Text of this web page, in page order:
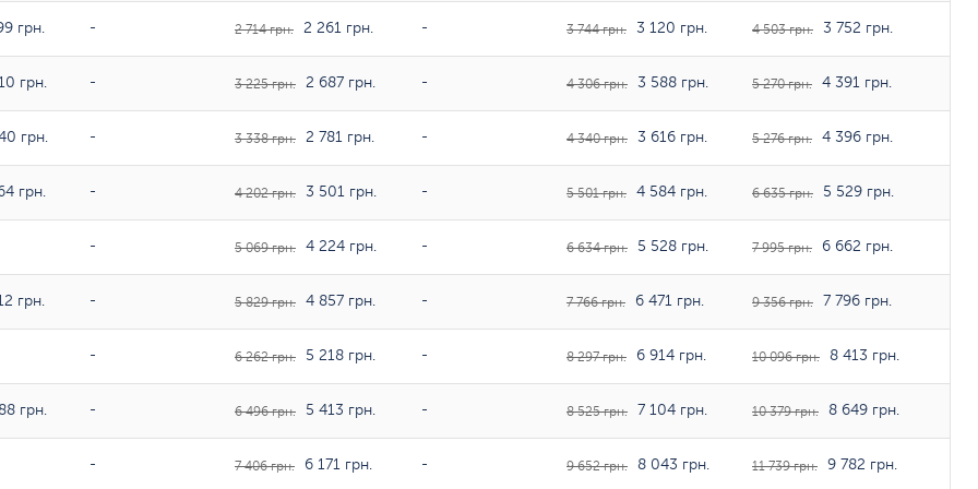
грн. - 2 714 грн. 2 261 грн. - 3 744 грн. 3 120 грн. 4 503 грн. 3 752 грн.
грн. - 3 225 грн. 2 687 грн. - 4 306 грн. 3 588 грн. 5 270 грн. 4 391 грн.
грн. - 3 338 грн. 2 781 грн. - 4 340 грн. 3 616 грн. 5 276 грн. 4 396 грн.
грн. - 4 202 грн. 3 501 грн. - 5 501 грн. 4 584 грн. 6 635 грн. 5 529 грн.
- 5 069 грн. 4 224 грн. - 6 634 грн. 5 528 грн. 7 995 грн. 6 662 грн.
грн. - 5 829 грн. 4 857 грн. - 7 766 грн. 6 471 грн. 9 356 грн. 7 796 грн.
- 6 262 грн. 5 218 грн. - 8 297 грн. 6 914 грн. 10 096 грн. 8 413 грн.
грн. - 6 496 грн. 5 413 грн. - 8 525 грн. 7 104 грн. 10 379 грн. 8 649 грн.
- 7 406 грн. 6 171 грн. - 9 652 грн. 8 043 грн. 11 739 грн. 9 782 грн.